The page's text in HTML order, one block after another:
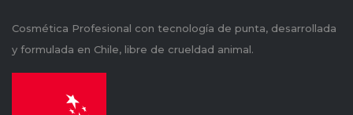
Cosmética Profesional con tecnología de punta, desarrollada
y formulada en Chile, libre de crueldad animal.